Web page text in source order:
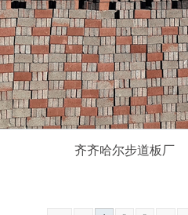
齐齐哈尔步道板厂